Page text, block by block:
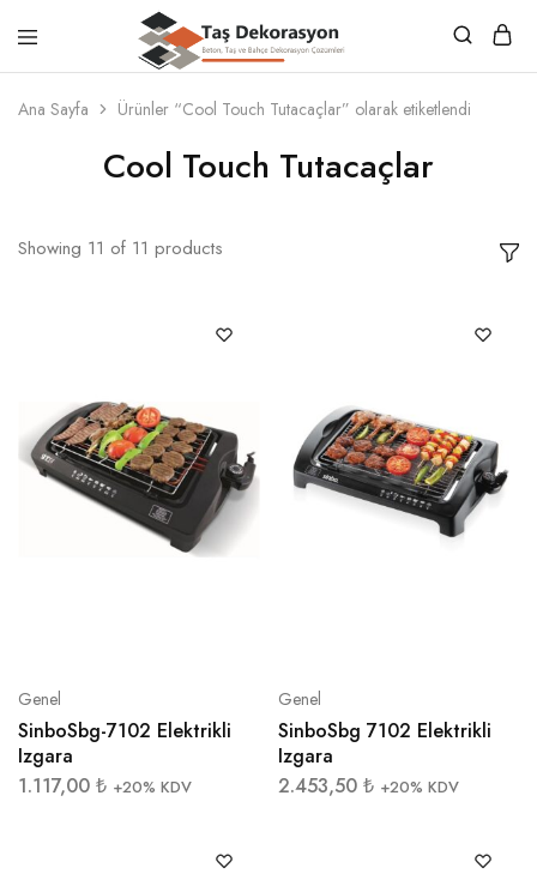
Taş
Dekorasyon
Beton,
Taş
ve
Dekorasyon
Çözümleri
Ana Sayfa Ürünler “Cool Touch Tutacaçlar” olarak etiketlendi
Cool Touch Tutacaçlar
Showing 11 of 11 products
Genel
SinboSbg-7102 Elektrikli
Izgara
1.117,00 ₺ +20% KDV
Genel
SinboSbg 7102 Elektrikli
Izgara
2.453,50 ₺ +20% KDV